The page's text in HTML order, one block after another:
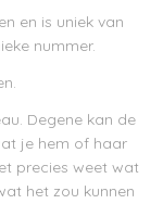
en is uniek van
nummer.
Degene kan de
je hem of haar
precies weet wat
het zou kunnen